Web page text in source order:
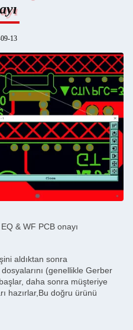
13
& WF PCB onayı
aldıktan sonra
(genellikle Gerber
daha sonra müşteriye
hazırlar,Bu doğru ürünü